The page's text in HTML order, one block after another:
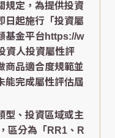
規定，為提供投資
日起施行「投資屬
基金平台https://w
資人投資屬性評
商品適合度規範並
能完成屬性評估屆
型、投資區域或主
區分為「RR1、R